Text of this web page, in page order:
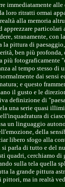
immediatamente
loro ritratti ormai
alla memoria
stranamente, con
pittura di
ben più
più fotograficamente
al tempo stesso di
dai sensi
e questo
il gusto e le
definizione di
una serie quasi
di
un linguaggio
della
libero sfogo alla
parla di tutto e del
quadri, cerchiamo di
sulla tela quella
la grande pittura
ma in realtà